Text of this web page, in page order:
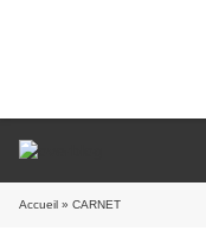
Accueil » CARNET